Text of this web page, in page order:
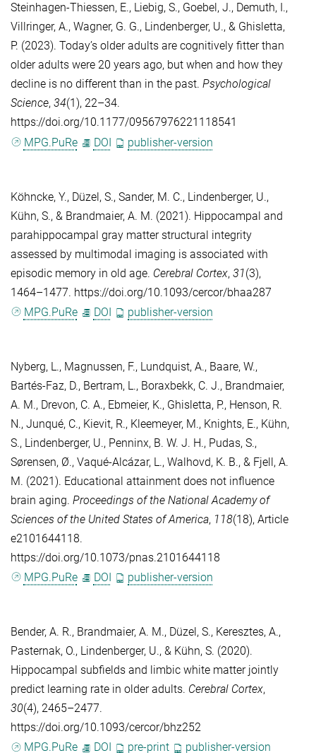
Steinhagen-Thiessen, E., Liebig, S., Goebel, J., Demuth, I.,
Villringer, A., Wagner, G. G., Lindenberger, U., & Ghisletta,
P. (2023). Today’s older adults are cognitively fitter than
older adults were 20 years ago, but when and how they
decline is no different than in the past. Psychological
Science, 34(1), 22–34.
https://doi.org/10.1177/09567976221118541
MPG.PuRe
DOI publisher-version
Köhncke, Y., Düzel, S., Sander, M. C., Lindenberger, U.,
Kühn, S., & Brandmaier, A. M. (2021). Hippocampal and
parahippocampal gray matter structural integrity
assessed by multimodal imaging is associated with
episodic memory in old age. Cerebral Cortex, 31(3),
1464–1477. https://doi.org/10.1093/cercor/bhaa287
MPG.PuRe
DOI publisher-version
Nyberg, L., Magnussen, F., Lundquist, A., Baare, W.,
Bartés-Faz, D., Bertram, L., Boraxbekk, C. J., Brandmaier,
A. M., Drevon, C. A., Ebmeier, K., Ghisletta, P., Henson, R.
N., Junqué, C., Kievit, R., Kleemeyer, M., Knights, E., Kühn,
S., Lindenberger, U., Penninx, B. W. J. H., Pudas, S.,
Sørensen, Ø., Vaqué-Alcázar, L., Walhovd, K. B., & Fjell, A.
M. (2021). Educational attainment does not influence
brain aging. Proceedings of the National Academy of
Sciences of the United States of America, 118(18), Article
e2101644118.
https://doi.org/10.1073/pnas.2101644118
MPG.PuRe
DOI publisher-version
Bender, A. R., Brandmaier, A. M., Düzel, S., Keresztes, A.,
Pasternak, O., Lindenberger, U., & Kühn, S. (2020).
Hippocampal subfields and limbic white matter jointly
predict learning rate in older adults. Cerebral Cortex,
30(4), 2465–2477.
https://doi.org/10.1093/cercor/bhz252
MPG.PuRe
DOI pre-print publisher-version